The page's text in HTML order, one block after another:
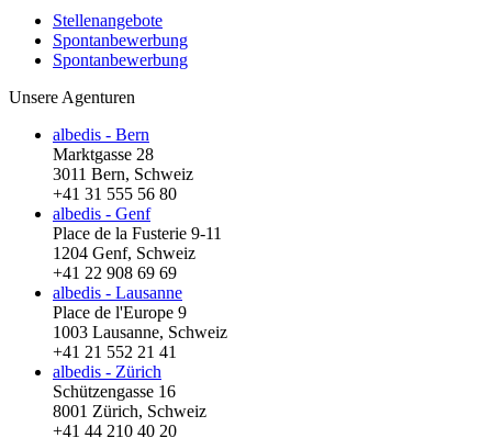
Stellenangebote
Spontanbewerbung
Spontanbewerbung
Unsere Agenturen
albedis - Bern
Marktgasse 28
3011 Bern, Schweiz
+41 31 555 56 80
albedis - Genf
Place de la Fusterie 9-11
1204 Genf, Schweiz
+41 22 908 69 69
albedis - Lausanne
Place de l'Europe 9
1003 Lausanne, Schweiz
+41 21 552 21 41
albedis - Zürich
Schützengasse 16
8001 Zürich, Schweiz
+41 44 210 40 20